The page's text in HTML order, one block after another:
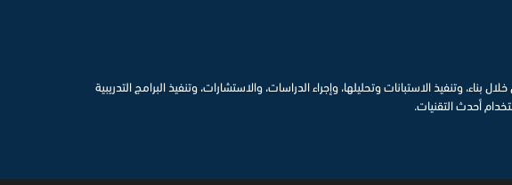
بناء، وتنفيذ الاستبانات وتحليلها، وإجراء الدراسات، والاستشارات، وتنفيذ البرامج التدريبية
أحدث التقنيات.